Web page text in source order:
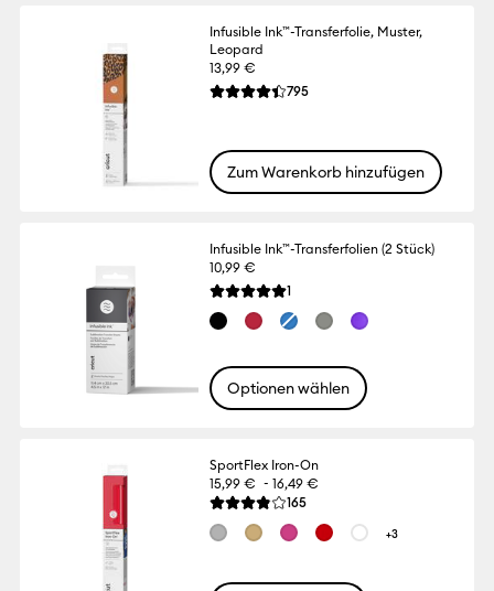
Infusible Ink™-Transferfolie, Muster,
Leopard
13,99 €
Die durchschnittliche Bewertung für
795Reviews
Zum Warenkorb hinzufügen
Infusible Ink™-Transferfolien (2 Stück)
10,99 €
Die durchschnittliche Bewertung für
1
Optionen wählen
SportFlex Iron-On
15,99 € -16,49 €
Die durchschnittliche Bewertung für
165Reviews
+3